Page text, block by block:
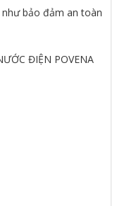
bảo đảm an toàn
ĐIỆN POVENA